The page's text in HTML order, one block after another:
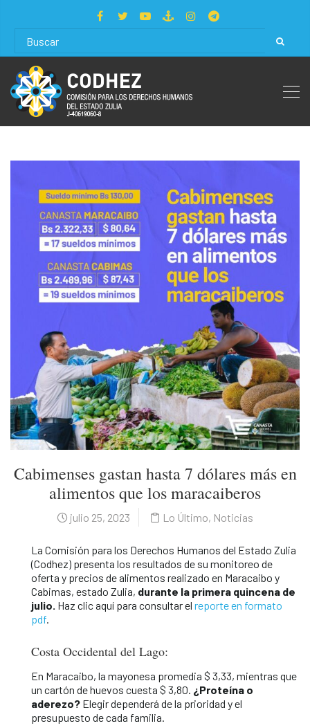
Cabimenses gastan hasta 7 dólares más en
alimentos que los maracaiberos
julio 25, 2023 Lo Último, Noticias
La Comisión para los Derechos Humanos del Estado Zulia
(Codhez) presenta los resultados de su monitoreo de
oferta y precios de alimentos realizado en Maracaibo y
Cabimas, estado Zulia, durante la primera quincena de
julio. Haz clic aquí para consultar el reporte en formato
pdf.
Costa Occidental del Lago:
En Maracaibo, la mayonesa promedia $ 3,33, mientras que
un cartón de huevos cuesta $ 3,80. ¿Proteína o
aderezo? Elegir dependerá de la prioridad y el
presupuesto de cada familia.